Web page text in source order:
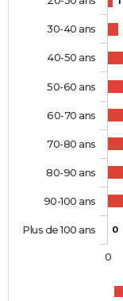
0
30-40 ans
40-50 ans
50-60 ans
60-70 ans
70-80 ans
80-90 ans
90-100 ans
Plus de 100 ans
0